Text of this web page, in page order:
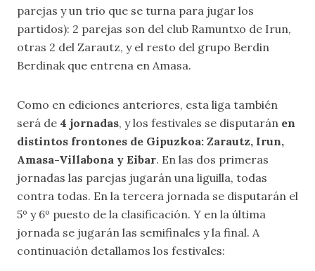
parejas y un trio que se turna para jugar los
partidos): 2 parejas son del club Ramuntxo de Irun,
otras 2 del Zarautz, y el resto del grupo Berdin
Berdinak que entrena en Amasa.
Como en ediciones anteriores, esta liga también
será de 4 jornadas, y los festivales se disputarán en
distintos frontones de Gipuzkoa: Zarautz, Irun,
Amasa-Villabona y Eibar. En las dos primeras
jornadas las parejas jugarán una liguilla, todas
contra todas. En la tercera jornada se disputarán el
5º y 6º puesto de la clasificación. Y en la última
jornada se jugarán las semifinales y la final. A
continuación detallamos los festivales: